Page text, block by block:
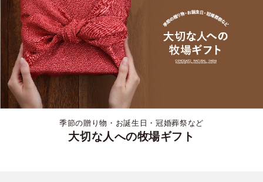
季節の贈り物・お誕生日・冠婚葬祭など
大切な人への牧場ギフト